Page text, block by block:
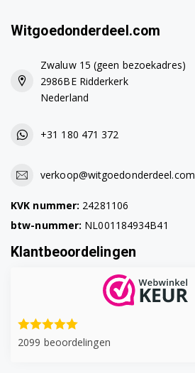
WT34V100TH/07
WT34V100TH/10
WT34V100TH/11
WT34V100TH/13
WT34V100TH/15
WT34V100TH/18
WT34V100TH/19
Witgoedonderdeel.com
Zwaluw 15 (geen bezoekadres)
2986BE Ridderkerk
Nederland
+31 180 471 372
verkoop@witgoedonderdeel.com
KVK nummer: 24281106
btw-nummer: NL001184934B41
Klantbeoordelingen
2099 beoordelingen